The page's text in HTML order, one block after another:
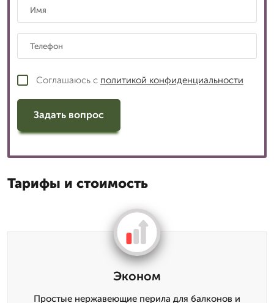
Соглашаюсь с политикой конфиденциальности
Задать вопрос
Тарифы и стоимость
Эконом
Простые нержавеющие перила для балконов и